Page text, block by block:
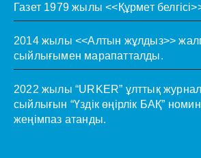
Газет 1979 жылы <<Құрмет
2014 жылы <<Алтын жұлдыз>>
сыйлығымен марапатталды.
2022 жылы “URKER” ұлттық
сыйлығын “Үздік өңірлік БАҚ”
жеңімпаз атанды.